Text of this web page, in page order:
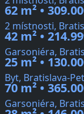
62 m² •
2 místnosti,
42 m² •
Garsoniéra,
25 m² •
Byt, Bratislava-
70 m² •
Garsoniéra,